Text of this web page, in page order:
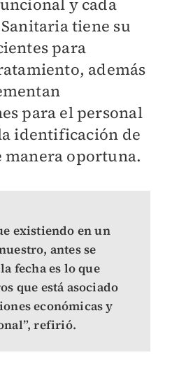
y cada
tiene su
para
además
para el personal
identificación de
manera oportuna.
existiendo en un
antes se
fecha es lo que
que está asociado
económicas y
refirió.